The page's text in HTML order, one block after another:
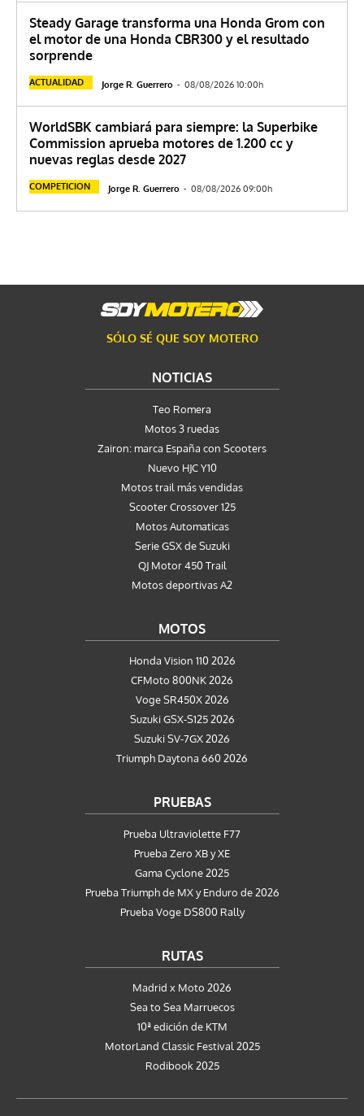
Steady Garage transforma una Honda Grom con
el motor de una Honda CBR300 y el resultado
sorprende
ACTUALIDAD Jorge R. Guerrero - 08/08/2026 10:00h
WorldSBK cambiará para siempre: la Superbike
Commission aprueba motores de 1.200 cc y
nuevas reglas desde 2027
COMPETICION Jorge R. Guerrero - 08/08/2026 09:00h
SÓLO SÉ QUE SOY MOTERO
NOTICIAS
Teo Romera
Motos 3 ruedas
Zairon: marca España con Scooters
Nuevo HJC Y10
Motos trail más vendidas
Scooter Crossover 125
Motos Automaticas
Serie GSX de Suzuki
QJ Motor 450 Trail
Motos deportivas A2
MOTOS
Honda Vision 110 2026
CFMoto 800NK 2026
Voge SR450X 2026
Suzuki GSX-S125 2026
Suzuki SV-7GX 2026
Triumph Daytona 660 2026
PRUEBAS
Prueba Ultraviolette F77
Prueba Zero XB y XE
Gama Cyclone 2025
Prueba Triumph de MX y Enduro de 2026
Prueba Voge DS800 Rally
RUTAS
Madrid x Moto 2026
Sea to Sea Marruecos
10ª edición de KTM
MotorLand Classic Festival 2025
Rodibook 2025